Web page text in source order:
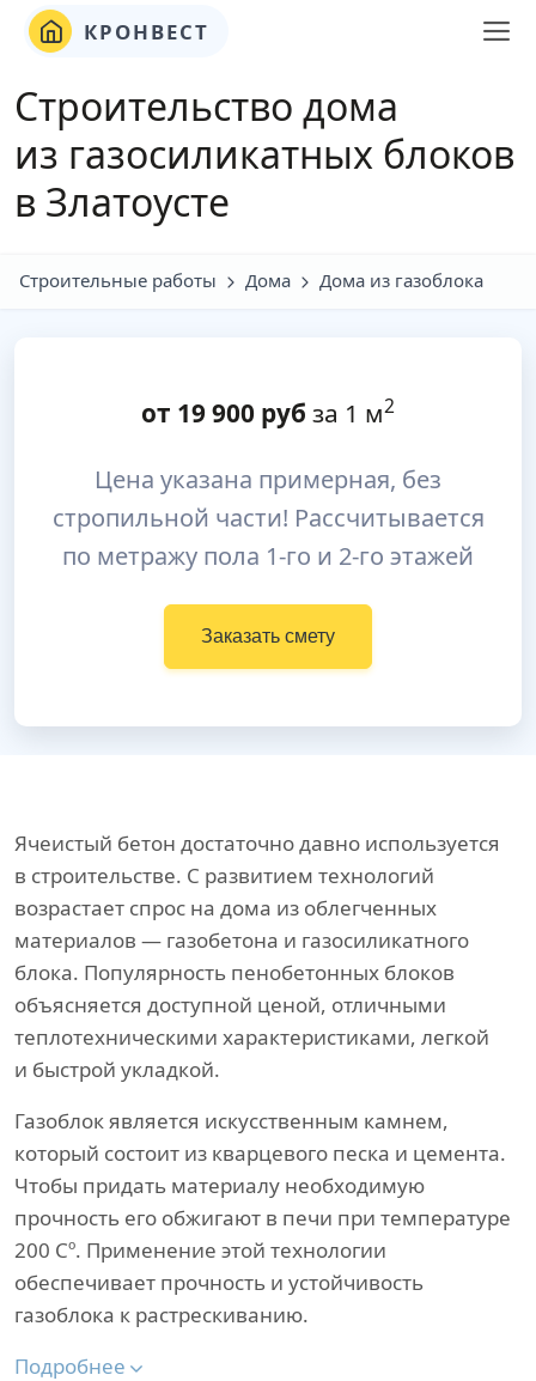
КРОНВЕСТ
Строительство дома
из газосиликатных блоков
в Златоусте
Строительные работы Дома Дома из газоблока
от 19 900 руб за 1 м2
Цена указана примерная, без
стропильной части! Рассчитывается
по метражу пола 1-го и 2-го этажей
Заказать смету
Ячеистый бетон достаточно давно используется
в строительстве. С развитием технологий
возрастает спрос на дома из облегченных
материалов — газобетона и газосиликатного
блока. Популярность пенобетонных блоков
объясняется доступной ценой, отличными
теплотехническими характеристиками, легкой
и быстрой укладкой.
Газоблок является искусственным камнем,
который состоит из кварцевого песка и цемента.
Чтобы придать материалу необходимую
прочность его обжигают в печи при температуре
200 Сº. Применение этой технологии
обеспечивает прочность и устойчивость
газоблока к растрескиванию.
Подробнее